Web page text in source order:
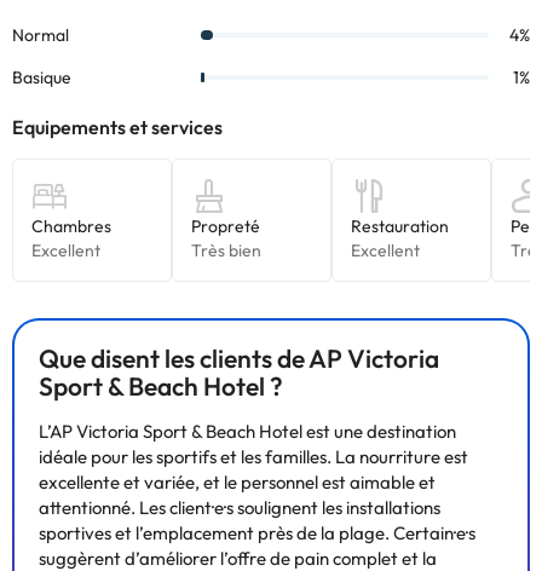
Que disent les clients de AP Victoria
Sport & Beach Hotel ?
L’AP Victoria Sport & Beach Hotel est une destination
idéale pour les sportifs et les familles. La nourriture est
excellente et variée, et le personnel est aimable et
attentionné. Les client·e·s soulignent les installations
sportives et l’emplacement près de la plage. Certain·e·s
suggèrent d’améliorer l’offre de pain complet et la